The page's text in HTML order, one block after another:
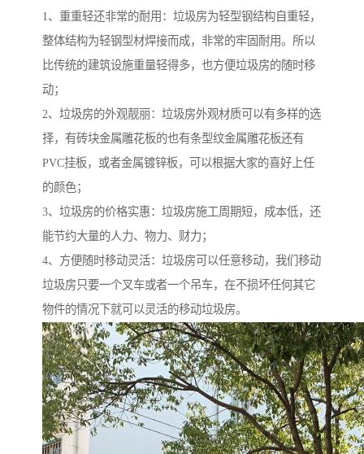
1、重重轻还非常的耐用：垃圾房为轻型钢结构自重轻，
整体结构为轻钢型材焊接而成，非常的牢固耐用。所以
比传统的建筑设施重量轻得多，也方便垃圾房的随时移
动；
2、垃圾房的外观靓丽：垃圾房外观材质可以有多样的选
择，有砖块金属雕花板的也有条型纹金属雕花板还有
PVC挂板，或者金属镀锌板，可以根据大家的喜好上任
的颜色；
3、垃圾房的价格实惠：垃圾房施工周期短，成本低，还
能节约大量的人力、物力、财力；
4、方便随时移动灵活：垃圾房可以任意移动，我们移动
垃圾房只要一个叉车或者一个吊车，在不损坏任何其它
物件的情况下就可以灵活的移动垃圾房。